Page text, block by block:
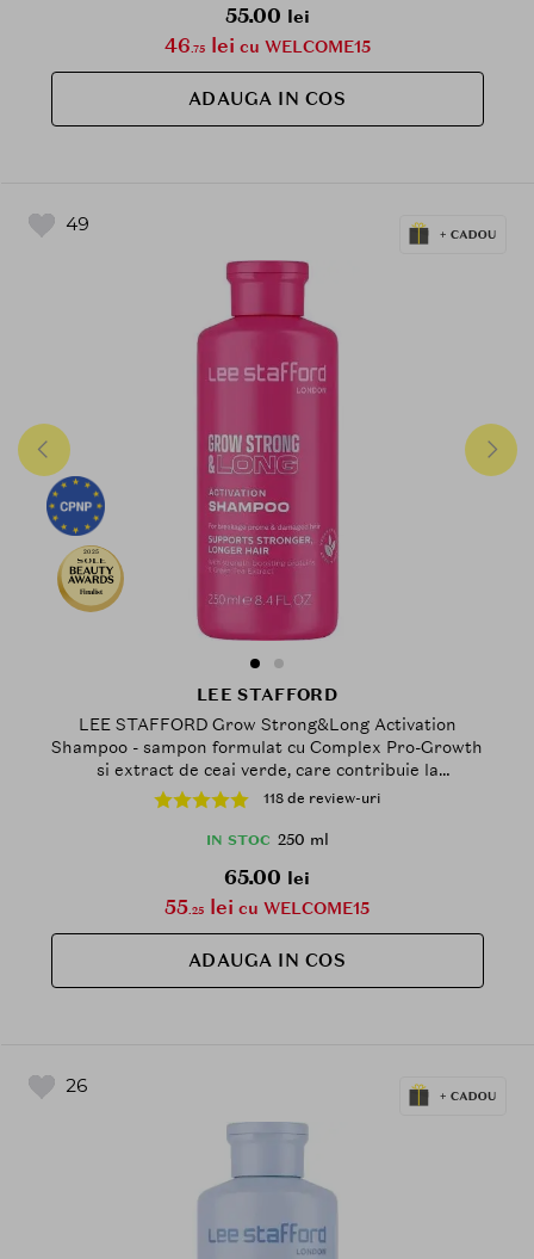
55.00 lei
46.75lei cu WELCOME15
ADAUGA IN COS
49
2025
Finalist
LEE STAFFORD
LEE STAFFORD Grow Strong&Long Activation
Shampoo - sampon formulat cu Complex Pro-Growth
si extract de ceai verde, care contribuie la
stimularea cresterii parului si la reducerea caderii
acestuia - 250 ml
118 de review-uri
IN STOC 250 ml
65.00 lei
55.25 lei cu WELCOME15
ADAUGA IN COS
26